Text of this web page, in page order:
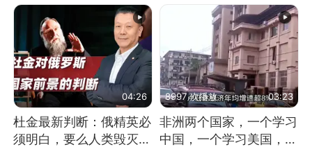
04:26
杜金最新判断：俄精英必
须明白，要么人类毁灭，
8997 次播放 03:23
非洲两个国家，一个学习
中国，一个学习美国，结